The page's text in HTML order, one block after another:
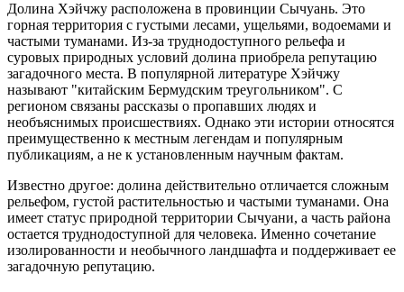
Долина Хэйчжу расположена в провинции Сычуань. Это
горная территория с густыми лесами, ущельями, водоемами и
частыми туманами. Из-за труднодоступного рельефа и
суровых природных условий долина приобрела репутацию
загадочного места. В популярной литературе Хэйчжу
называют "китайским Бермудским треугольником". С
регионом связаны рассказы о пропавших людях и
необъяснимых происшествиях. Однако эти истории относятся
преимущественно к местным легендам и популярным
публикациям, а не к установленным научным фактам.
Известно другое: долина действительно отличается сложным
рельефом, густой растительностью и частыми туманами. Она
имеет статус природной территории Сычуани, а часть района
остается труднодоступной для человека. Именно сочетание
изолированности и необычного ландшафта и поддерживает ее
загадочную репутацию.